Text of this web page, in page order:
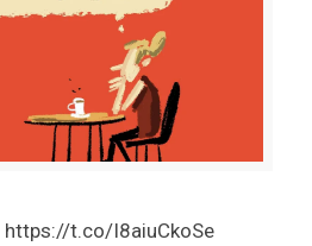
https://t.co/I8aiuCkoSe